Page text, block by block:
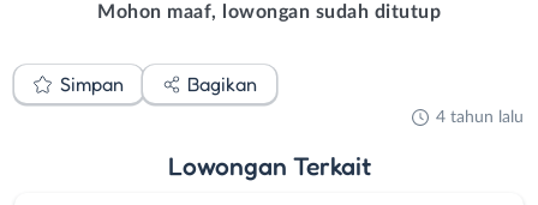
Mohon maaf, lowongan sudah ditutup
Simpan Bagikan
4 tahun lalu
Lowongan Terkait